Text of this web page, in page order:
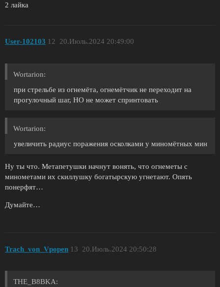
2 лайка
User-102103 20.Июль.2024 20:49:00
12
Wortarion:
при стрельбе из огнемёта, огнемётчик не переходит на
прогулочный шаг, НО не может спринтовать
Wortarion:
увеличить радиус поражения осколками у миномётных мин
Ну ты что. Метапетушки начнут вонять, что огнеметы с
минометами их скиллушку богатырскую угнетают. Опять
понерфят…
Думайте…
Trach_von_Vpopen 20.Июль.2024 20:50:28
13
THE_B8BKA: